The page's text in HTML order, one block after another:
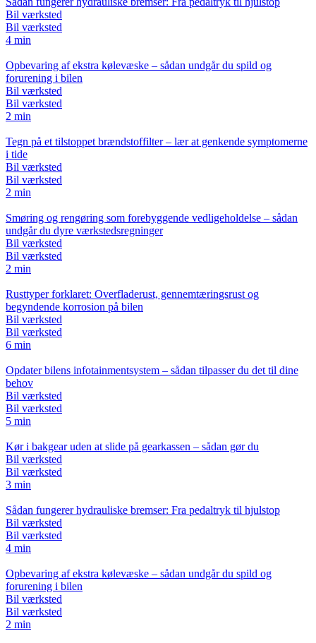
Bil værksted
Bil værksted
4 min
Opbevaring af ekstra kølevæske – sådan undgår du spild og
forurening i bilen
Bil værksted
Bil værksted
2 min
Tegn på et tilstoppet brændstoffilter – lær at genkende symptomerne
i tide
Bil værksted
Bil værksted
2 min
Smøring og rengøring som forebyggende vedligeholdelse – sådan
undgår du dyre værkstedsregninger
Bil værksted
Bil værksted
2 min
Rusttyper forklaret: Overfladerust, gennemtæringsrust og
begyndende korrosion på bilen
Bil værksted
Bil værksted
6 min
Opdater bilens infotainmentsystem – sådan tilpasser du det til dine
behov
Bil værksted
Bil værksted
5 min
Kør i bakgear uden at slide på gearkassen – sådan gør du
Bil værksted
Bil værksted
3 min
Sådan fungerer hydrauliske bremser: Fra pedaltryk til hjulstop
Bil værksted
Bil værksted
4 min
Opbevaring af ekstra kølevæske – sådan undgår du spild og
forurening i bilen
Bil værksted
Bil værksted
2 min